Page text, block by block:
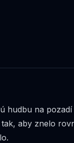
hudbu na
aby znelo